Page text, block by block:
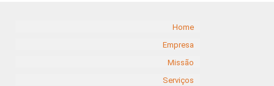
Home
Empresa
Missão
Serviços